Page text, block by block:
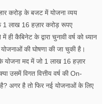
करोड़ के बजट में योजना व्यय
लाख 16 हज़ार करोड़ रूपए
कैबिनेट के द्वारा चुनावी वर्ष को ध्यान
की घोषणा की जा चुकी है।
योजना मद में जो 1 लाख 16 हज़ार
उसमें विगत वित्तीय वर्ष की On-
अगर है तो फिर नई योजनाओं के लिए